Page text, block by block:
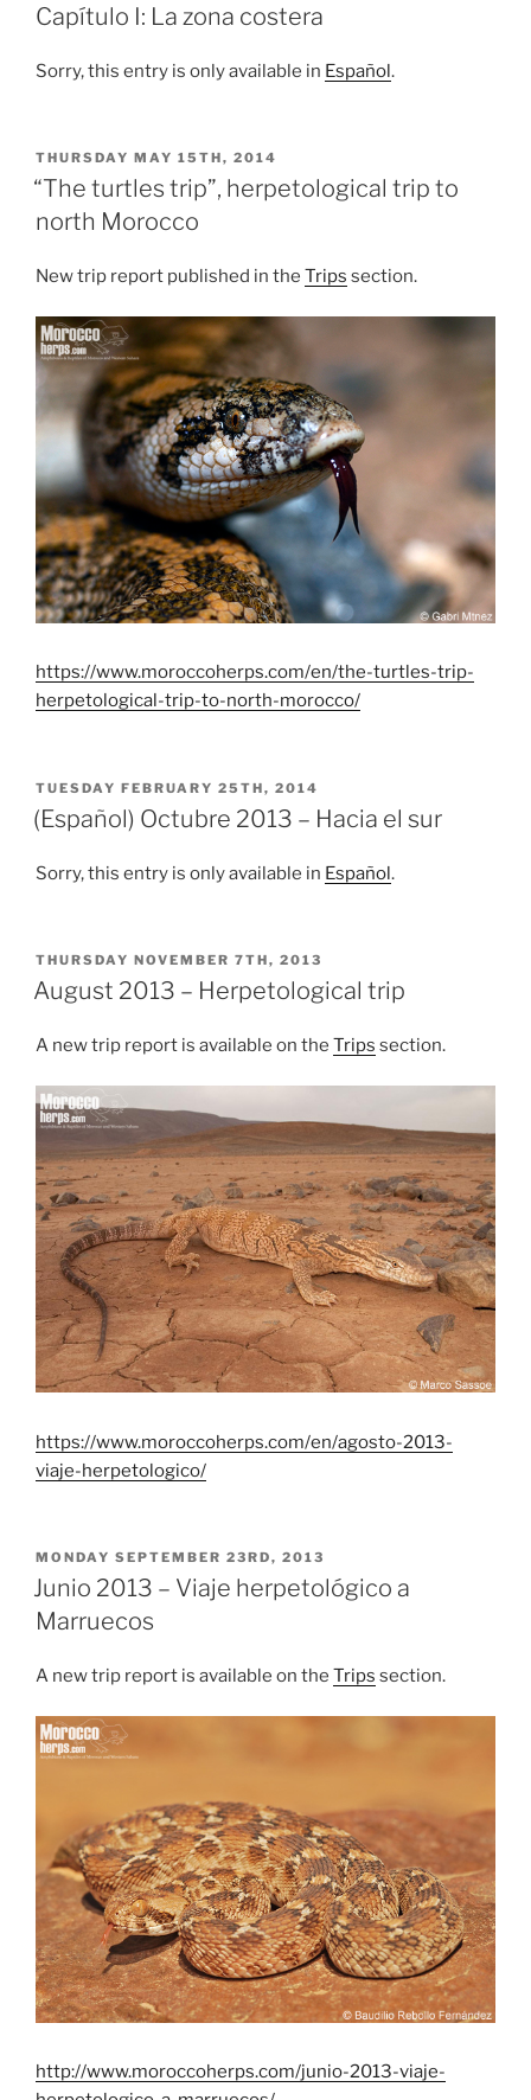
Capítulo I: La zona costera
Sorry, this entry is only available in Español.
POSTED
ON
THURSDAY MAY 15TH, 2014
“The turtles trip”, herpetological trip to
north Morocco
New trip report published in the Trips section.
https://www.moroccoherps.com/en/the-turtles-trip-
herpetological-trip-to-north-morocco/
POSTED
ON
TUESDAY FEBRUARY 25TH, 2014
(Español) Octubre 2013 – Hacia el sur
Sorry, this entry is only available in Español.
POSTED
ON
THURSDAY NOVEMBER 7TH, 2013
August 2013 – Herpetological trip
A new trip report is available on the Trips section.
https://www.moroccoherps.com/en/agosto-2013-
viaje-herpetologico/
POSTED
ON
MONDAY SEPTEMBER 23RD, 2013
Junio 2013 – Viaje herpetológico a
Marruecos
A new trip report is available on the Trips section.
http://www.moroccoherps.com/junio-2013-viaje-